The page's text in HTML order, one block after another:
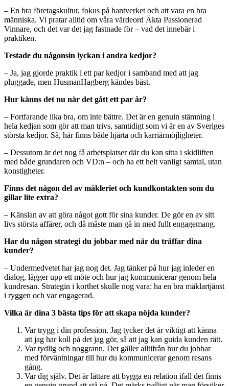
– En bra företagskultur, fokus på hantverket och att vara en bra
människa. Vi pratar alltid om våra värdeord Äkta Passionerad
Vinnare, och det var det jag fastnade för – vad det innebär i
praktiken.
Testade du någonsin lyckan i andra kedjor?
– Ja, jag gjorde praktik i ett par kedjor i samband med att jag
pluggade, men HusmanHagberg kändes bäst.
Hur känns det nu när det gått ett par år?
– Fortfarande lika bra, om inte bättre. Det är en genuin stämning i
hela kedjan som gör att man trivs, samtidigt som vi är en av Sveriges
största kedjor. Så, här finns både hjärta och karriärmöjligheter.
– Dessutom är det nog få arbetsplatser där du kan sitta i skidliften
med både grundaren och VD:n – och ha ett helt vanligt samtal, utan
konstigheter.
Finns det någon del av mäkleriet och kundkontakten som du
gillar lite extra?
– Känslan av att göra något gott för sina kunder. De gör en av sitt
livs största affärer, och då måste man gå in med fullt engagemang.
Har du någon strategi du jobbar med när du träffar dina
kunder?
– Undermedvetet har jag nog det. Jag tänker på hur jag inleder en
dialog, lägger upp ett möte och hur jag kommunicerar genom hela
kundresan. Strategin i korthet skulle nog vara: ha en bra mäklartjänst
i ryggen och var engagerad.
Vilka är dina 3 bästa tips för att skapa nöjda kunder?
Var trygg i din profession. Jag tycker det är viktigt att känna
att jag har koll på det jag gör, så att jag kan guida kunden rätt.
Var tydlig och noggrann. Det gäller alltifrån hur du jobbar
med förväntningar till hur du kommunicerar genom resans
gång.
Var dig själv. Det är lättare att bygga en relation ifall det finns